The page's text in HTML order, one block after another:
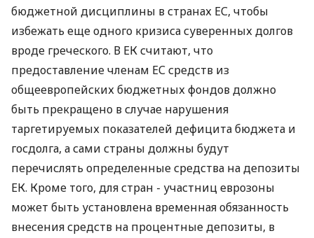
бюджетной дисциплины в странах ЕС, чтобы
избежать еще одного кризиса суверенных долгов
вроде греческого. В ЕК считают, что
предоставление членам ЕС средств из
общеевропейских бюджетных фондов должно
быть прекращено в случае нарушения
таргетируемых показателей дефицита бюджета и
госдолга, а сами страны должны будут
перечислять определенные средства на депозиты
ЕК. Кроме того, для стран - участниц еврозоны
может быть установлена временная обязанность
внесения средств на процентные депозиты, в